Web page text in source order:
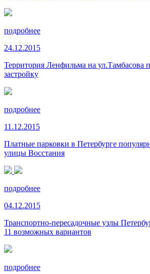
подробнее
24.12.2015
Территория Ленфильма на ул.Тамбасова
застройку
подробнее
11.12.2015
Платные парковки в Петербурге
улицы Восстания
подробнее
04.12.2015
Транспортно-пересадочные узлы
11 возможных вариантов
подробнее